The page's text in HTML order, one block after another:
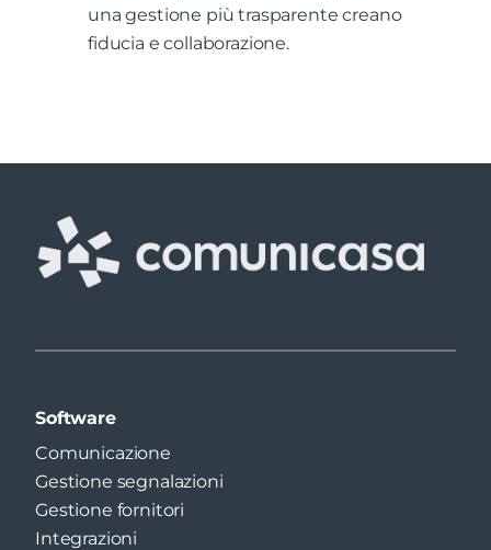
una gestione più trasparente creano
fiducia e collaborazione.
Software
Comunicazione
Gestione segnalazioni
Gestione fornitori
Integrazioni